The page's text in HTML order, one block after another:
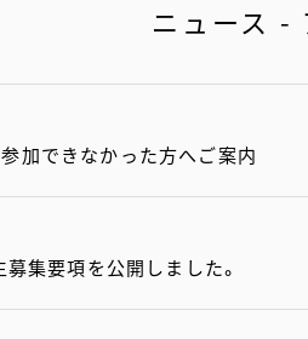
ニュース -
加できなかった方へご案内
集要項を公開しました。